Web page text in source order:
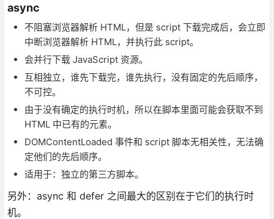
async
不阻塞浏览器解析 HTML，但是 script 下载完成后，会立即
中断浏览器解析 HTML，并执行此 script。
会并行下载 JavaScript 资源。
互相独立，谁先下载完，谁先执行，没有固定的先后顺序，
不可控。
由于没有确定的执行时机，所以在脚本里面可能会获取不到
HTML 中已有的元素。
DOMContentLoaded 事件和 script 脚本无相关性，无法确
定他们的先后顺序。
适用于：独立的第三方脚本。
另外：async 和 defer 之间最大的区别在于它们的执行时
机。